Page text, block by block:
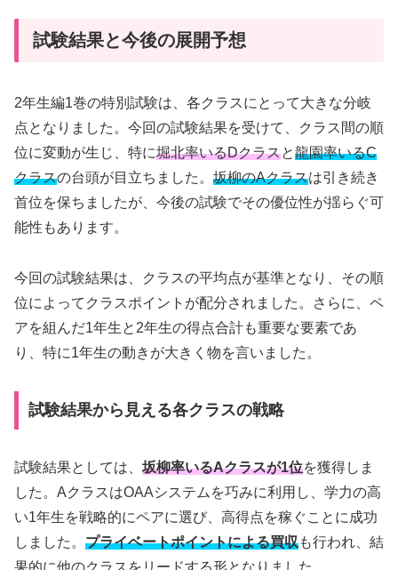
試験結果と今後の展開予想
2年生編1巻の特別試験は、各クラスにとって大きな分岐
点となりました。今回の試験結果を受けて、クラス間の順
位に変動が生じ、特に堀北率いるDクラスと龍園率いるC
クラスの台頭が目立ちました。 坂柳のAクラスは引き続き
首位を保ちましたが、今後の試験でその優位性が揺らぐ可
能性もあります。
今回の試験結果は、クラスの平均点が基準となり、その順
位によってクラスポイントが配分されました。さらに、ペ
アを組んだ1年生と2年生の得点合計も重要な要素であ
り、特に1年生の動きが大きく物を言いました。
試験結果から見える各クラスの戦略
試験結果としては、 坂柳率いるAクラスが1位を獲得しま
した。AクラスはOAAシステムを巧みに利用し、学力の高
い1年生を戦略的にペアに選び、高得点を稼ぐことに成功
しました。 プライベートポイントによる買収も行われ、結